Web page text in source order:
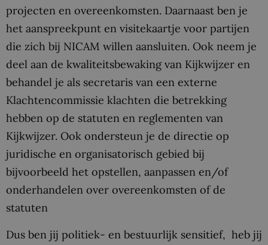
projecten en overeenkomsten. Daarnaast ben je
het aanspreekpunt en visitekaartje voor partijen
die zich bij NICAM willen aansluiten. Ook neem je
deel aan de kwaliteitsbewaking van Kijkwijzer en
behandel je als secretaris van een externe
Klachtencommissie klachten die betrekking
hebben op de statuten en reglementen van
Kijkwijzer. Ook ondersteun je de directie op
juridische en organisatorisch gebied bij
bijvoorbeeld het opstellen, aanpassen en/of
onderhandelen over overeenkomsten of de
statuten
Dus ben jij politiek- en bestuurlijk sensitief, heb jij